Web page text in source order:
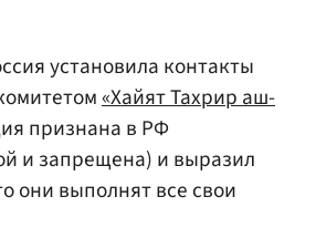
установила контакты
«Хайят Тахрир аш-
признана в РФ
и запрещена) и выразил
они выполнят все свои